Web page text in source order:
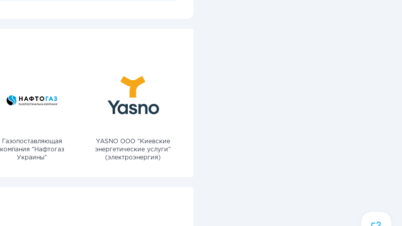
Газопоставляющая
компания "Нафтогаз
Украины"
YASNO OOO "Киевские
энергетические услуги"
(электроэнергия)